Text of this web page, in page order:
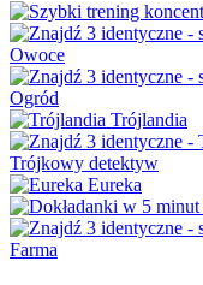
Owoce
Ogród
Trójlandia
Trójkowy detektyw
Eureka
Farma